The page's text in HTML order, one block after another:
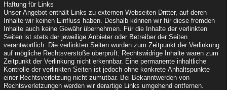
Haftung für Links
Unser Angebot enthält Links zu externen Webseiten Dritter, auf deren
Inhalte wir keinen Einfluss haben. Deshalb können wir für diese fremden
Inhalte auch keine Gewähr übernehmen. Für die Inhalte der verlinkten
Seiten ist stets der jeweilige Anbieter oder Betreiber der Seiten
verantwortlich. Die verlinkten Seiten wurden zum Zeitpunkt der Verlinkung
auf mögliche Rechtsverstöße überprüft. Rechtswidrige Inhalte waren zum
Zeitpunkt der Verlinkung nicht erkennbar. Eine permanente inhaltliche
Kontrolle der verlinkten Seiten ist jedoch ohne konkrete Anhaltspunkte
einer Rechtsverletzung nicht zumutbar. Bei Bekanntwerden von
Rechtsverletzungen werden wir derartige Links umgehend entfernen.